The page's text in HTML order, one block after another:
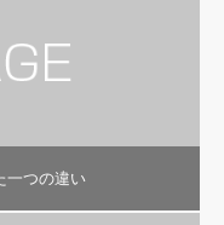
一つの違い